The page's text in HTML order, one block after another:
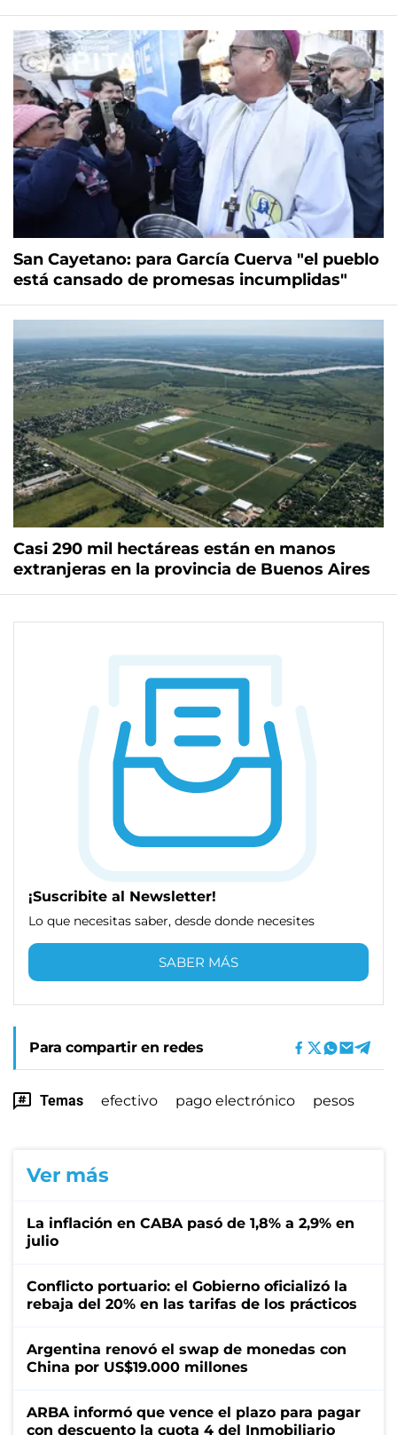
San Cayetano: para García Cuerva "el pueblo
está cansado de promesas incumplidas"
Casi 290 mil hectáreas están en manos
extranjeras en la provincia de Buenos Aires
¡Suscribite al Newsletter!
Lo que necesitas saber, desde donde necesites
SABER MÁS
Para compartir en redes
Temas efectivo pago electrónico pesos
Ver más
La inflación en CABA pasó de 1,8% a 2,9% en
julio
Conflicto portuario: el Gobierno oficializó la
rebaja del 20% en las tarifas de los prácticos
Argentina renovó el swap de monedas con
China por US$19.000 millones
ARBA informó que vence el plazo para pagar
con descuento la cuota 4 del Inmobiliario